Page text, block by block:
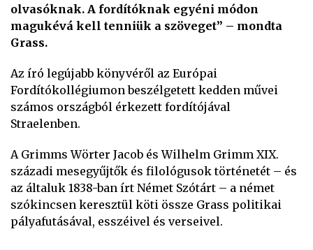
olvasóknak. A fordítóknak egyéni módon
magukévá kell tenniük a szöveget” – mondta
Grass.
Az író legújabb könyvéről az Európai
Fordítókollégiumon beszélgetett kedden művei
számos országból érkezett fordítójával
Straelenben.
A Grimms Wörter Jacob és Wilhelm Grimm XIX.
századi mesegyűjtők és filológusok történetét – és
az általuk 1838-ban írt Német Szótárt – a német
szókincsen keresztül köti össze Grass politikai
pályafutásával, esszéivel és verseivel.